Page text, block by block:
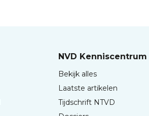
NVD Kenniscentrum
Bekijk alles
Laatste artikelen
Tijdschrift NTVD